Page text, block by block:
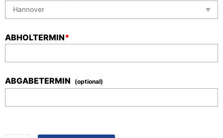
ABHOLTERMIN*
ABGABETERMIN (optional)